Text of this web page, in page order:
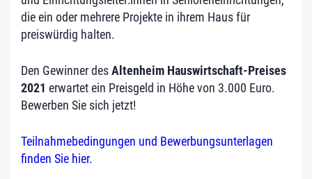
die ein oder mehrere Projekte in ihrem Haus für
preiswürdig halten.
Den Gewinner desAltenheim Hauswirtschaft-Preises
2021 erwartet ein Preisgeld in Höhe von 3.000 Euro.
Bewerben Sie sich jetzt!
Teilnahmebedingungen und Bewerbungsunterlagen
finden Sie hier.